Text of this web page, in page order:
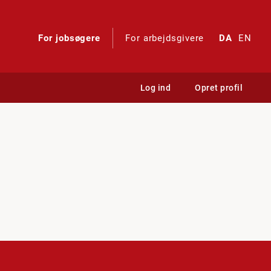
For jobsøgere For arbejdsgivere DA EN
Log ind Opret profil